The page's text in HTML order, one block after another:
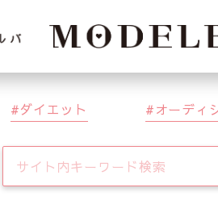
ダイエット オーディ